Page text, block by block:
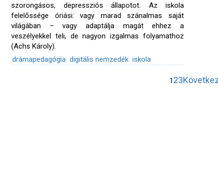
szorongásos, depressziós állapotot. Az iskola
felelőssége óriási: vagy marad szánalmas saját
világában – vagy adaptálja magát ehhez a
veszélyekkel teli, de nagyon izgalmas folyamathoz
(Achs Károly).
drámapedagógia digitális nemzedék iskola
1 23